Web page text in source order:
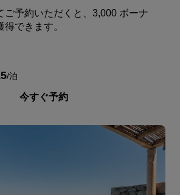
ご予約いただくと、3,000 ボーナ
できます。
/泊
今すぐ予約